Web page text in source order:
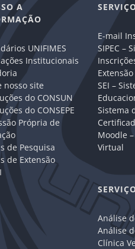
A
UNIFIMES
Institucionais
nosso site
do CONSUN
do CONSEPE
Própria de
de Pesquisa
de Extensão
E-mail
SIPEC –
SEI –
Sistema
Moodle
Virtual
Análise
Análise
Clínica